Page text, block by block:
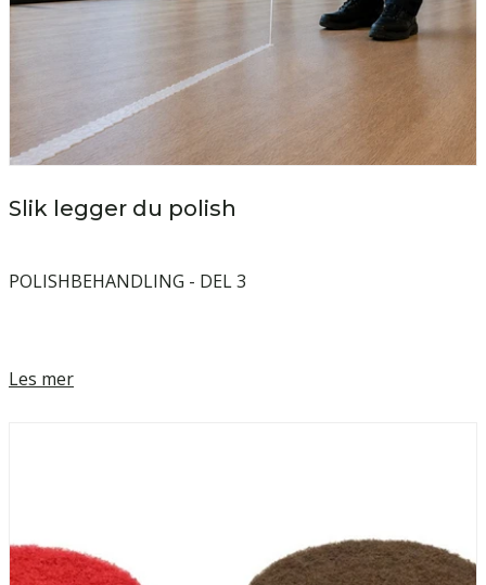
Slik legger du polish
POLISHBEHANDLING - DEL 3
Les mer